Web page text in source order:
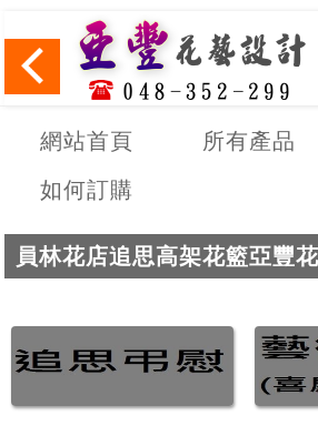
網站首頁 所有產品
如何訂購
員林花店追思高架花籃亞豐